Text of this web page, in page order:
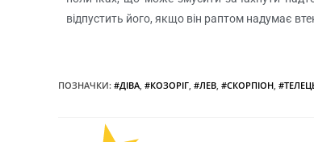
відпустить його, якщо він раптом надумає
ПОЗНАЧКИ: #ДІВА, #КОЗОРІГ, #ЛЕВ, #СКОРПІОН,